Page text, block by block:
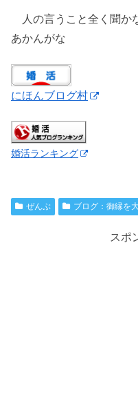
人の言うこと全く聞か
あかんがな
にほんブログ村
婚活ランキング
ぜんぶ ブログ：御縁を大
スポ